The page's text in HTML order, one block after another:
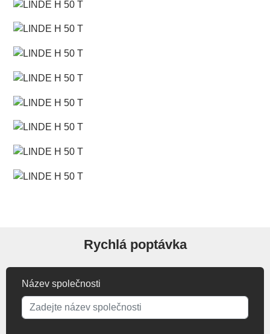
Rychlá poptávka
Název společnosti